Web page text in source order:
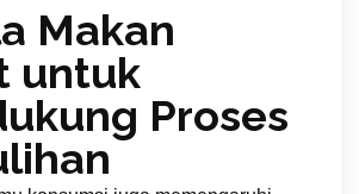
Makan
untuk
Proses